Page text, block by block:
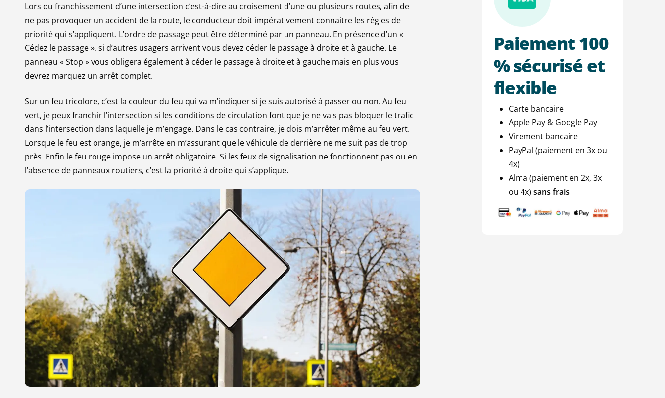
Lors du franchissement d’une intersection c’est-à-dire au croisement d’une ou plusieurs routes, afin de
ne pas provoquer un accident de la route, le conducteur doit impérativement connaitre les règles de
priorité qui s’appliquent. L’ordre de passage peut être déterminé par un panneau. En présence d’un «
Cédez le passage », si d’autres usagers arrivent vous devez céder le passage à droite et à gauche. Le
panneau « Stop » vous obligera également à céder le passage à droite et à gauche mais en plus vous
devrez marquez un arrêt complet.
Sur un feu tricolore, c’est la couleur du feu qui va m’indiquer si je suis autorisé à passer ou non. Au feu
vert, je peux franchir l’intersection si les conditions de circulation font que je ne vais pas bloquer le trafic
dans l’intersection dans laquelle je m’engage. Dans le cas contraire, je dois m’arrêter même au feu vert.
Lorsque le feu est orange, je m’arrête en m’assurant que le véhicule de derrière ne me suit pas de trop
près. Enfin le feu rouge impose un arrêt obligatoire. Si les feux de signalisation ne fonctionnent pas ou en
l’absence de panneaux routiers, c’est la priorité à droite qui s’applique.
Paiement100
%sécuriséet
flexible
Carte bancaire
Apple Pay & Google Pay
Virement bancaire
PayPal (paiement en 3x ou
4x)
Alma (paiement en 2x, 3x
ou 4x) sans frais